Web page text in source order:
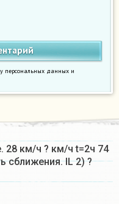
персональных данных и
28 км/ч ? км/ч t=2ч 74
сближения. IL 2) ?